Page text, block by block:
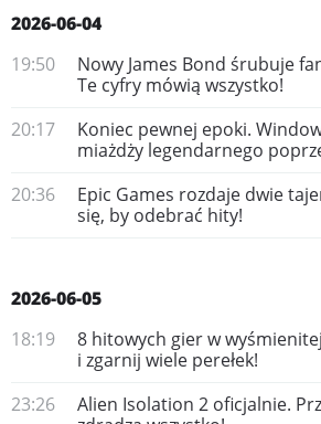
2026-06-04
19:50
Nowy James Bond śrubuje
Te cyfry mówią wszystko!
20:17
Koniec pewnej epoki.
miażdży legendarnego
20:36
Epic Games rozdaje dwie
się, by odebrać hity!
2026-06-05
18:19
8 hitowych gier w wyśmienitej
i zgarnij wiele perełek!
23:26
Alien Isolation 2 oficjalnie.